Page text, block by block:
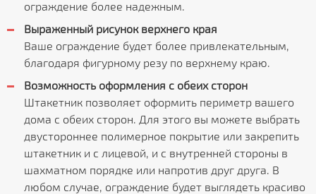
ограждение более надежным.
Выраженный рисунок верхнего края
Ваше ограждение будет более привлекательным,
благодаря фигурному резу по верхнему краю.
Возможность оформления с обеих сторон
Штакетник позволяет оформить периметр вашего
дома с обеих сторон. Для этого вы можете выбрать
двустороннее полимерное покрытие или закрепить
штакетник и с лицевой, и с внутренней стороны в
шахматном порядке или напротив друг друга. В
любом случае, ограждение будет выглядеть красиво